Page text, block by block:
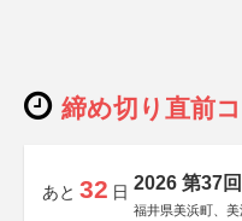
締め切り直前
あと 32 日 2026 第37
福井県美浜町、